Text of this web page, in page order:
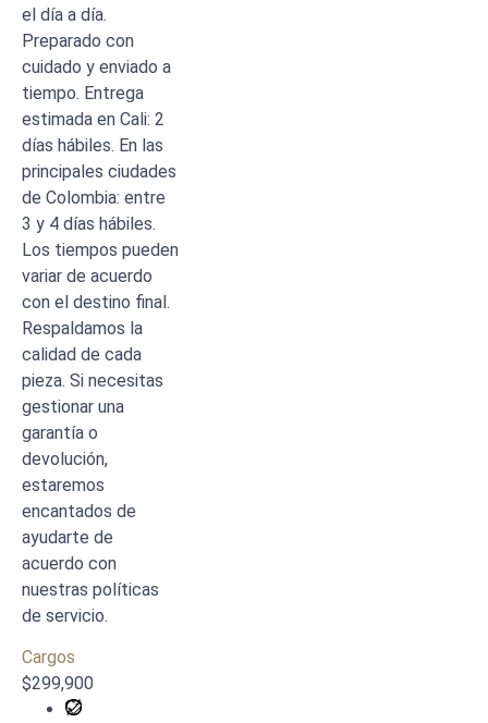
el día a día.
Preparado con
cuidado y enviado a
tiempo. Entrega
estimada en Cali: 2
días hábiles. En las
principales ciudades
de Colombia: entre
3 y 4 días hábiles.
Los tiempos pueden
variar de acuerdo
con el destino final.
Respaldamos la
calidad de cada
pieza. Si necesitas
gestionar una
garantía o
devolución,
estaremos
encantados de
ayudarte de
acuerdo con
nuestras políticas
de servicio.
Cargos
$299,900